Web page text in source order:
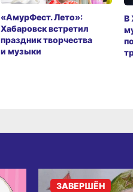
«АмурФест. Лето»:
Хабаровск встретил
праздник творчества
и музыки
В
ЗАВЕРШЁН